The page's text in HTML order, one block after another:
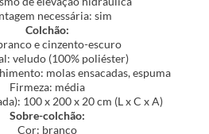
necessária: sim
Colchão:
e cinzento-escuro
veludo (100% poliéster)
molas ensacadas, espuma
Firmeza: média
100 x 200 x 20 cm (L x C x A)
Sobre-colchão:
Cor: branco